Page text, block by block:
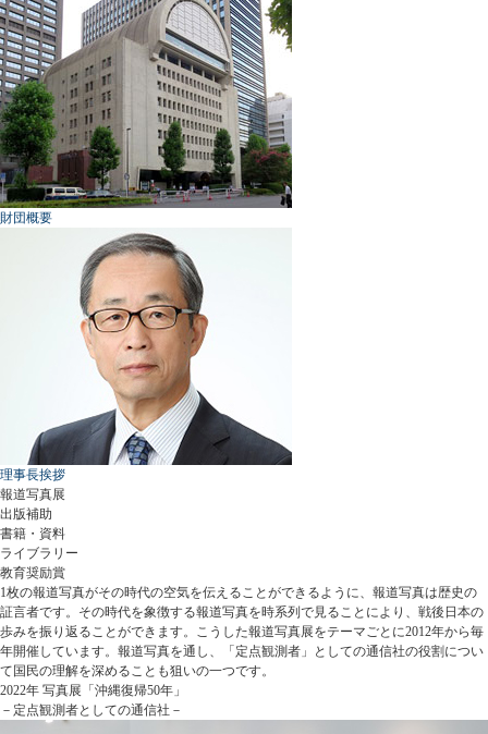
財団概要
理事長挨拶
報道写真展
出版補助
書籍・資料
ライブラリー
教育奨励賞
1枚の報道写真がその時代の空気を伝えることができるように、報道写真は歴史の
証言者です。その時代を象徴する報道写真を時系列で見ることにより、戦後日本の
歩みを振り返ることができます。こうした報道写真展をテーマごとに2012年から毎
年開催しています。報道写真を通し、「定点観測者」としての通信社の役割につい
て国民の理解を深めることも狙いの一つです。
2022年 写真展「沖縄復帰50年」
－定点観測者としての通信社－